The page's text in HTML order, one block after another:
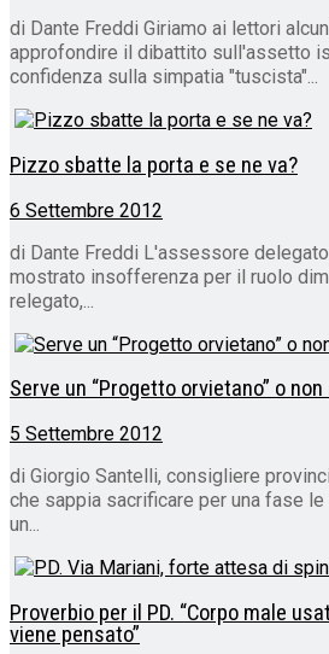
di Dante Freddi Giriamo ai lettori
approfondire il dibattito sull'assetto
confidenza sulla simpatia "tuscista"...
Pizzo sbatte la porta e se ne va?
6 Settembre 2012
di Dante Freddi L'assessore
mostrato insofferenza per il ruolo
relegato,...
Serve un “Progetto orvietano” o
5 Settembre 2012
di Giorgio Santelli, consigliere
che sappia sacrificare per una fase
un...
Proverbio per il PD. “Corpo male
viene pensato”